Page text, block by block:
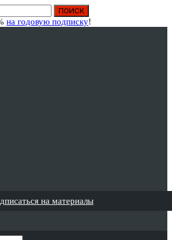
на годовую подписку!
на материалы